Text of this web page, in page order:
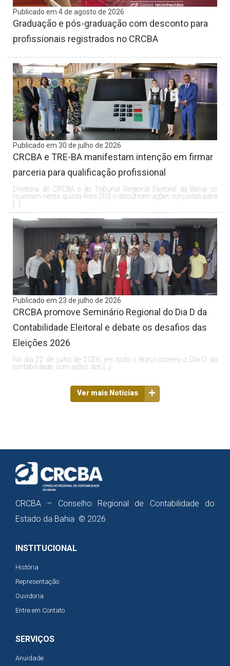
Publicado em 4 de agosto de 2026
Graduação e pós-graduação com desconto para
profissionais registrados no CRCBA
Publicado em 30 de julho de 2026
CRCBA e TRE-BA manifestam intenção em firmar
parceria para qualificação profissional
Diretoria do CRCBA e do Tribunal Regional Eleitoral da Bahia se
reuniram nesta quinta-feira (30) e discutiram ações conjuntas para
Publicado em 23 de julho de 2026
CRCBA promove Seminário Regional do Dia D da
Contabilidade Eleitoral e debate os desafios das
Eleições 2026
No dia 22 de julho de 2026, em todo o Brasil ocorreu o Dia D da
contabilidade, com ações dos […]
Ver mais Notícias
CRCBA – Conselho Regional de Contabilidade do
Estado da Bahia © 2026
INSTITUCIONAL
História
Representação
Ouvidoria
Entre em Contato
SERVIÇOS
Anuidade